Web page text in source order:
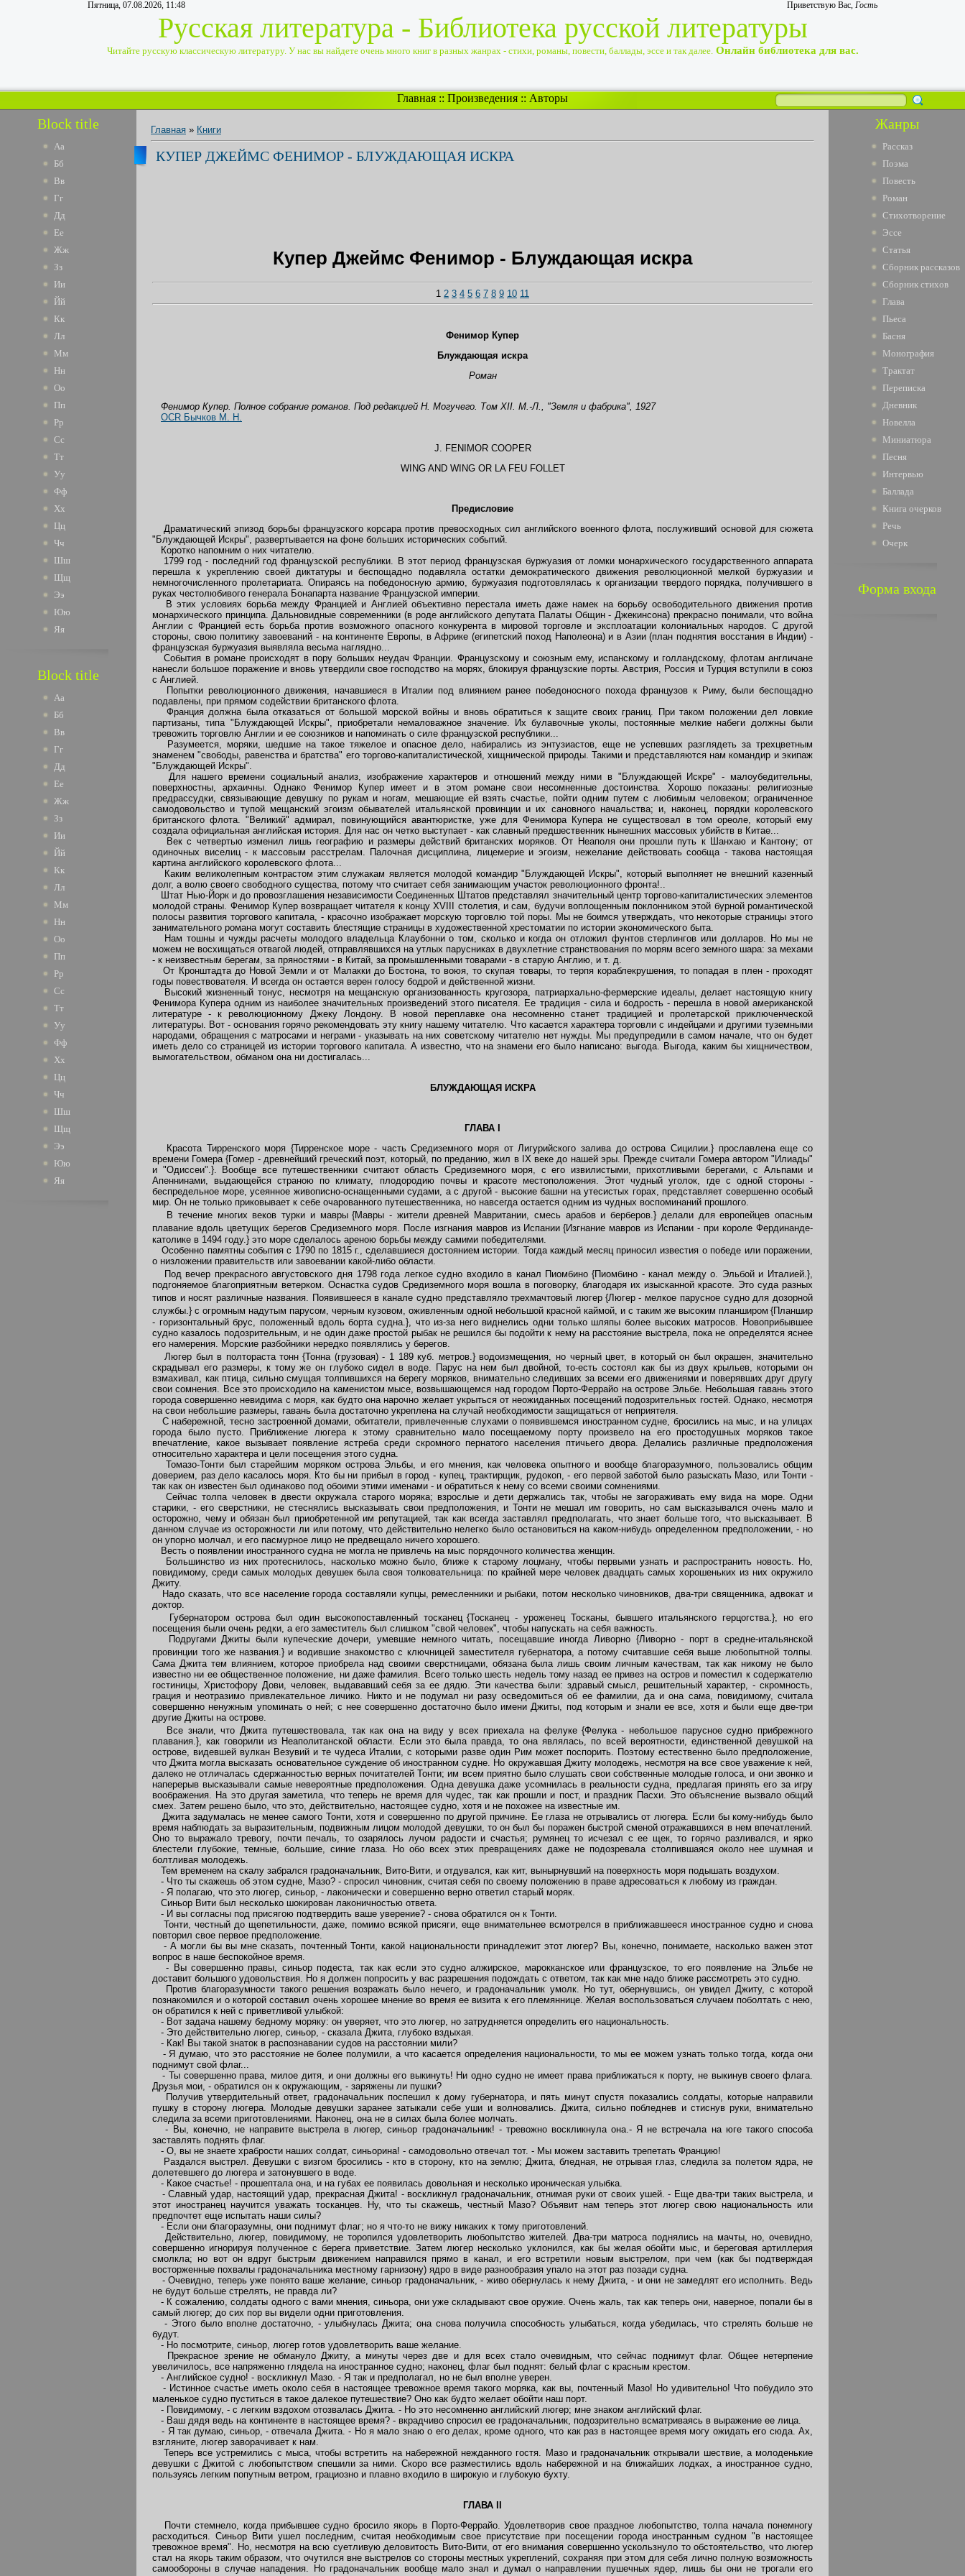
Пятница, 07.08.2026, 11:48 Приветствую Вас, Гость
Русская литература - Библиотека русской литературы
Читайте русскую классическую литературу. У нас вы найдете очень много книг в разных жанрах - стихи, романы, повести, баллады, эссе и так далее. Онлайн библиотека для вас.
Главная :: Произведения :: Авторы
Block title
Аа
Бб
Вв
Гг
Дд
Ее
Жж
Зз
Ии
Йй
Кк
Лл
Мм
Нн
Оо
Пп
Рр
Сс
Тт
Уу
Фф
Хх
Цц
Чч
Шш
Щщ
Ээ
Юю
Яя
Block title
Аа
Бб
Вв
Гг
Дд
Ее
Жж
Зз
Ии
Йй
Кк
Лл
Мм
Нн
Оо
Пп
Рр
Сс
Тт
Уу
Фф
Хх
Цц
Чч
Шш
Щщ
Ээ
Юю
Яя
Главная » Книги
КУПЕР ДЖЕЙМС ФЕНИМОР - БЛУЖДАЮЩАЯ ИСКРА
Купер Джеймс Фенимор - Блуждающая искра
1 2 3 4 5 6 7 8 9 10 11
Фенимор Купер
Блуждающая искра
Роман
Фенимор Купер. Полное собрание романов. Под редакцией Н. Могучего Том XII М.-Л., "Земля и фабрика",
1927
OCR Бычков М. Н.
J. FENIMOR COOPER
WING AND WING OR LA FEU FOLLET
Предисловие
Драматический эпизод борьбы французского корсара против превосходных сил английского военного флота, послуживший основой для сюжета
"Блуждающей Искры", развертывается на фоне больших исторических событий.
Коротко напомним о них читателю.
1799 год - последний год французской республики. В этот период французская буржуазия от ломки монархического государственного аппарата
перешла к укреплению своей диктатуры и беспощадно подавляла остатки демократического движения революционной мелкой буржуазии и
немногочисленного пролетариата. Опираясь на победоносную армию, буржуазия подготовлялась к организации твердого порядка, получившего в
руках честолюбивого генерала Бонапарта название Французской империи.
В этих условиях борьба между Францией и Англией объективно перестала иметь даже намек на борьбу освободительного движения против
монархического принципа. Дальновидные современники (в роде английского депутата Палаты Общин - Джекинсона) прекрасно понимали, что война
Англии с Францией есть борьба против возможного опасного конкурента в мировой торговле и эксплоатации колониальных народов. С другой
стороны, свою политику завоеваний - на континенте Европы, в Африке (египетский поход Наполеона) и в Азии (план поднятия восстания в Индии) -
французская буржуазия выявляла весьма наглядно...
События в романе происходят в пору больших неудач Франции. Французскому и союзным ему, испанскому и голландскому, флотам англичане
нанесли большое поражение и вновь утвердили свое господство на морях, блокируя французские порты. Австрия, Россия и Турция вступили в союз
с Англией.
Попытки революционного движения, начавшиеся в Италии под влиянием ранее победоносного похода французов к Риму, были беспощадно
подавлены, при прямом содействии британского флота.
Франция должна была отказаться от большой морской войны и вновь обратиться к защите своих границ. При таком положении дел ловкие
партизаны, типа "Блуждающей Искры", приобретали немаловажное значение. Их булавочные уколы, постоянные мелкие набеги должны были
тревожить торговлю Англии и ее союзников и напоминать о силе французской республики...
Разумеется, моряки, шедшие на такое тяжелое и опасное дело, набирались из энтузиастов, еще не успевших разглядеть за трехцветным
знаменем "свободы, равенства и братства" его торгово-капиталистической, хищнической природы. Такими и представляются нам командир и экипаж
"Блуждающей Искры".
Для нашего времени социальный анализ, изображение характеров и отношений между ними в "Блуждающей Искре" - малоубедительны,
поверхностны, архаичны. Однако Фенимор Купер имеет и в этом романе свои несомненные достоинства. Хорошо показаны: религиозные
предрассудки, связывающие девушку по рукам и ногам, мешающие ей взять счастье, пойти одним путем с любимым человеком; ограниченное
самодовольство и тупой мещанский эгоизм обывателей итальянской провинции и их сановного начальства; и, наконец, порядки королевского
британского флота. "Великий" адмирал, повинующийся авантюристке, уже для Фенимора Купера не существовал в том ореоле, который ему
создала официальная английская история. Для нас он четко выступает - как славный предшественник нынешних массовых убийств в Китае...
Век с четвертью изменил лишь географию и размеры действий британских моряков. От Неаполя они прошли путь к Шанхаю и Кантону; от
одиночных виселиц - к массовым расстрелам. Палочная дисциплина, лицемерие и эгоизм, нежелание действовать сообща - такова настоящая
картина английского королевского флота...
Каким великолепным контрастом этим служакам является молодой командир "Блуждающей Искры", который выполняет не внешний казенный
долг, а волю своего свободного существа, потому что считает себя занимающим участок революционного фронта!..
Штат Нью-Йорк и до провозглашения независимости Соединенных Штатов представлял значительный центр торгово-капиталистических элементов
молодой страны. Фенимор Купер возвращает читателя к концу XVIII столетия, и сам, будучи воплощенным поклонником этой бурной романтической
полосы развития торгового капитала, - красочно изображает морскую торговлю той поры. Мы не боимся утверждать, что некоторые страницы этого
занимательного романа могут составить блестящие страницы в художественной хрестоматии по истории экономического быта.
Нам тошны и чужды расчеты молодого владельца Клаубонни о том, сколько и когда он отложил фунтов стерлингов или долларов. Но мы не
можем не восхищаться отвагой людей, отправлявшихся на утлых парусниках в двухлетние странствования по морям всего земного шара: за мехами
- к неизвестным берегам, за пряностями - в Китай, за промышленными товарами - в старую Англию, и т. д.
От Кронштадта до Новой Земли и от Малакки до Бостона, то воюя, то скупая товары, то терпя кораблекрушения, то попадая в плен - проходят
годы повествователя. И всегда он остается верен голосу бодрой и действенной жизни.
Высокий жизненный тонус, несмотря на мещанскую организованность кругозора, патриархально-фермерские идеалы, делает настоящую книгу
Фенимора Купера одним из наиболее значительных произведений этого писателя. Ее традиция - сила и бодрость - перешла в новой американской
литературе - к революционному Джеку Лондону. В новой переплавке она несомненно станет традицией и пролетарской приключенческой
литературы. Вот - основания горячо рекомендовать эту книгу нашему читателю. Что касается характера торговли с индейцами и другими туземными
народами, обращения с матросами и неграми - указывать на них советскому читателю нет нужды. Мы предупредили в самом начале, что он будет
иметь дело со страницей из истории торгового капитала. А известно, что на знамени его было написано: выгода. Выгода, каким бы хищничеством,
вымогательством, обманом она ни достигалась...
БЛУЖДАЮЩАЯ ИСКРА
ГЛАВА
Красота Тирренского моря {Тирренское море - часть Средиземного моря от Лигурийского залива до острова Сицилии.} прославлена еще со
времени Гомера {Гомер - древнейший греческий поэт, который, по преданию, жил в IX веке до нашей эры. Прежде считали Гомера автором "Илиады"
и "Одиссеи".}. Вообще все путешественники считают область Средиземного моря, с его извилистыми, прихотливыми берегами, с Альпами и
Апеннинами, выдающейся страною по климату, плодородию почвы и красоте местоположения. Этот чудный уголок, где с одной стороны -
беспредельное море, усеянное живописно-оснащенными судами, а с другой - высокие башни на утесистых горах, представляет совершенно особый
мир. Он не только приковывает к себе очарованного путешественника, но навсегда остается одним из чудных воспоминаний прошлого.
В течение многих веков турки и мавры {Mавры - жители древней Мавритании, смесь арабов и берберов.} делали для европейцев опасным
плавание вдоль цветущих берегов Средиземного моря. После изгнания мавров из Испании {Изгнание мавров из Испании - при короле Фердинанде-
католике в 1494 году.} это море сделалось ареною борьбы между самими победителями.
Особенно памятны события с 1790 по 1815 г., сделавшиеся достоянием истории. Тогда каждый месяц приносил известия о победе или поражении,
о низложении правительств или завоевании какой-либо области.
Под вечер прекрасного августовского дня 1798 года легкое судно входило в канал Пиомбино {Пиомбино - канал между о. Эльбой и Италией.},
подгоняемое благоприятным ветерком. Оснастка судов Средиземного моря вошла в поговорку, благодаря их изысканной красоте. Это суда разных
типов и носят различные названия. Появившееся в канале судно представляло трехмачтовый люгер {Люгер - мелкое парусное судно для дозорной
службы.} с огромным надутым парусом, черным кузовом, оживленным одной небольшой красной каймой, и с таким же высоким планширом {Планшир
- горизонтальный брус, положенный вдоль борта судна.}, что из-за него виднелись одни только шляпы более высоких матросов. Новоприбывшее
судно казалось подозрительным, и не один даже простой рыбак не решился бы подойти к нему на расстояние выстрела, пока не определятся яснее
его намерения. Морские разбойники нередко появлялись у берегов.
Люгер был в полтораста тонн {Тонна (грузовая) - 1 189 куб. метров.} водоизмещения, но черный цвет, в который он был окрашен, значительно
скрадывал его размеры, к тому же он глубоко сидел в воде. Парус на нем был двойной, то-есть состоял как бы из двух крыльев, которыми он
взмахивал, как птица, сильно смущая толпившихся на берегу моряков, внимательно следивших за всеми его движениями и поверявших друг другу
свои сомнения. Все это происходило на каменистом мысе, возвышающемся над городом Порто-Феррайо на острове Эльбе. Небольшая гавань этого
города совершенно невидима с моря, как будто она нарочно желает укрыться от неожиданных посещений подозрительных гостей. Однако, несмотря
на свои небольшие размеры, гавань была достаточно укреплена на случай необходимости защищаться от неприятеля.
С набережной, тесно застроенной домами, обитатели, привлеченные слухами о появившемся иностранном судне, бросились на мыс, и на улицах
города было пусто. Приближение люгера к этому сравнительно мало посещаемому порту произвело на его простодушных моряков такое
впечатление, какое вызывает появление ястреба среди скромного пернатого населения птичьего двора. Делались различные предположения
относительно характера и цели посещения этого судна.
Томазо-Тонти был старейшим моряком острова Эльбы, и его мнения, как человека опытного и вообще благоразумного, пользовались общим
доверием, раз дело касалось моря. Кто бы ни прибыл в город - купец, трактирщик, рудокоп, - его первой заботой было разыскать Мазо, или Тонти -
так как он известен был одинаково под обоими этими именами - и обратиться к нему со всеми своими сомнениями.
Сейчас толпа человек в двести окружала старого моряка; взрослые и дети держались так, чтобы не загораживать ему вида на море. Одни
старики, - его сверстники, не стеснялись высказывать свои предположения, и Тонти не мешал им говорить, но сам высказывался очень мало и
осторожно, чему и обязан был приобретенной им репутацией, так как всегда заставлял предполагать, что знает больше того, что высказывает. В
данном случае из осторожности ли или потому, что действительно нелегко было остановиться на каком-нибудь определенном предположении, - но
он упорно молчал, и его пасмурное лицо не предвещало ничего хорошего.
Весть о появлении иностранного судна не могла не привлечь на мыс порядочного количества женщин.
Большинство из них протеснилось, насколько можно было, ближе к старому лоцману, чтобы первыми узнать и распространить новость. Но,
повидимому, среди самых молодых девушек была своя толковательница: по крайней мере человек двадцать самых хорошеньких из них окружило
Джиту.
Надо сказать, что все население города составляли купцы, ремесленники и рыбаки, потом несколько чиновников, два-три священника, адвокат и
доктор.
Губернатором острова был один высокопоставленный тосканец {Тосканец - уроженец Тосканы, бывшего итальянского герцогства.}, но его
посещения были очень редки, а его заместитель был слишком "свой человек", чтобы напускать на себя важность.
Подругами Джиты были купеческие дочери, умевшие немного читать, посещавшие иногда Ливорно {Ливорно - порт в средне-итальянской
провинции того же названия.} и водившие знакомство с ключницей заместителя губернатора, а потому считавшие себя выше любопытной толпы.
Сама Джита тем влиянием, которое приобрела над своими сверстницами, обязана была лишь своим личным качествам, так как никому не было
известно ни ее общественное положение, ни даже фамилия. Всего только шесть недель тому назад ее привез на остров и поместил к содержателю
гостиницы, Христофору Дови, человек, выдававший себя за ее дядю. Эти качества были: здравый смысл, решительный характер, - скромность,
грация и неотразимо привлекательное личико. Никто и не подумал ни разу осведомиться об ее фамилии, да и она сама, повидимому, считала
совершенно ненужным упоминать о ней; с нее совершенно достаточно было имени Джиты, под которым и знали ее все, хотя и были еще две-три
другие Джиты на острове.
Все знали, что Джита путешествовала, так как она на виду у всех приехала на фелуке {Фелука - небольшое парусное судно прибрежного
плавания.}, как говорили из Неаполитанской области. Если это была правда, то она являлась, по всей вероятности, единственной девушкой на
острове, видевшей вулкан Везувий и те чудеса Италии, с которыми разве один Рим может поспорить. Поэтому естественно было предположение,
что Джита могла высказать основательное суждение об иностранном судне. Но окружавшая Джиту молодежь, несмотря на все свое уважение к ней,
далеко не отличалась сдержанностью верных почитателей Тонти; им всем приятно было слушать свои собственные молодые голоса, и они звонко и
наперерыв высказывали самые невероятные предположения. Одна девушка даже усомнилась в реальности судна, предлагая принять его за игру
воображения. На это другая заметила, что теперь не время для чудес, так как прошли и пост, и праздник Пасхи. Это объяснение вызвало общий
смех. Затем решено было, что это, действительно, настоящее судно, хотя и не похожее на известные им.
Джита задумалась не менее самого Тонти, хотя и совершенно по другой причине. Ее глаза не отрывались от люгера. Если бы кому-нибудь было
время наблюдать за выразительным, подвижным лицом молодой девушки, то он был бы поражен быстрой сменой отражавшихся в нем впечатлений.
Оно то выражало тревогу, почти печаль, то озарялось лучом радости и счастья; румянец то исчезал с ее щек, то горячо разливался, и ярко
блестели глубокие, темные, большие, синие глаза. Но обо всех этих превращениях даже не подозревала столпившаяся около нее шумная и
болтливая молодежь.
Тем временем на скалу забрался градоначальник, Вито-Вити, и отдувался, как кит, вынырнувший на поверхность моря подышать воздухом.
- Что ты скажешь об этом судне, Мазо? - спросил чиновник, считая себя по своему положению в праве адресоваться к любому из граждан.
- Я полагаю, что это люгер, синьор, - лаконически и совершенно верно ответил старый моряк.
Синьор Вити был несколько шокирован лаконичностью ответа.
- И вы согласны под присягою подтвердить ваше уверение? - снова обратился он к Тонти.
Тонти, честный до щепетильности, даже, помимо всякой присяги, еще внимательнее всмотрелся в приближавшееся иностранное судно и снова
повторил свое первое предположение.
- А могли бы вы мне сказать, почтенный Тонти, какой национальности принадлежит этот люгер? Вы, конечно, понимаете, насколько важен этот
вопрос в наше беспокойное время.
- Вы совершенно правы, синьор подеста, так как если это судно алжирское, марокканское или французское, то его появление на Эльбе не
доставит большого удовольствия. Но я должен попросить у вас разрешения подождать с ответом, так как мне надо ближе рассмотреть это судно.
Против благоразумности такого решения возражать было нечего, и градоначальник умолк. Но тут, обернувшись, он увидел Джиту, с которой
познакомился и о которой составил очень хорошее мнение во время ее визита к его племяннице. Желая воспользоваться случаем поболтать с нею,
он обратился к ней с приветливой улыбкой:
- Вот задача нашему бедному моряку: он уверяет, что это люгер, но затрудняется определить его национальность.
- Это действительно люгер, синьор, - сказала Джита, глубоко вздыхая.
- Как! Вы такой знаток в распознавании судов на расстоянии мили?
- Я думаю, что это расстояние не более полумили, а что касается определения национальности, то мы ее можем узнать только тогда, когда они
поднимут свой флаг...
- Ты совершенно права, милое дитя, и они должны его выкинуть! Ни одно судно не имеет права приближаться к порту, не выкинув своего флага.
Друзья мои, - обратился он к окружающим, - заряжены ли пушки?
Получив утвердительный ответ, градоначальник поспешил к дому губернатора, и пять минут спустя показались солдаты, которые направили
пушку в сторону люгера. Молодые девушки заранее затыкали себе уши и волновались. Джита, сильно побледнев и стиснув руки, внимательно
следила за всеми приготовлениями. Наконец, она не в силах была более молчать.
- Вы, конечно, не направите выстрела в люгер, синьор градоначальник! - тревожно воскликнула она.- Я не встречала на юге такого способа
заставлять поднять флаг.
- О, вы не знаете храбрости наших солдат, синьорина! - самодовольно отвечал тот. - Мы можем заставить трепетать Францию!
Раздался выстрел. Девушки с визгом бросились - кто в сторону, кто на землю; Джита, бледная, не отрывая глаз, следила за полетом ядра, не
долетевшего до люгера и затонувшего в воде.
- Какое счастье! - прошептала она, и на губах ее появилась довольная и несколько ироническая улыбка.
- Славный удар, настоящий удар, прекрасная Джита! - воскликнул градоначальник, отнимая руки от своих ушей. - Еще два-три таких выстрела, и
этот иностранец научится уважать тосканцев. Ну, что ты скажешь, честный Мазо? Объявит нам теперь этот люгер свою национальность или
предпочтет еще испытать наши силы?
- Если они благоразумны, они поднимут флаг; но я что-то не вижу никаких к тому приготовлений.
Действительно, люгер, повидимому, не торопился удовлетворить любопытство жителей. Два-три матроса поднялись на мачты, но, очевидно,
совершенно игнорируя полученное с берега приветствие. Затем люгер несколько уклонился, как бы желая обойти мыс, и береговая артиллерия
смолкла; но вот он вдруг быстрым движением направился прямо в канал, и его встретили новым выстрелом, при чем (как бы подтверждая
восторженные похвалы градоначальника местному гарнизону) ядро в виде разнообразия упало на этот раз позади судна.
- Очевидно, теперь уже понято ваше желание, синьор градоначальник, - живо обернулась к нему Джита, - и они не замедлят его исполнить. Ведь
не будут больше стрелять, не правда ли?
- К сожалению, солдаты одного с вами мнения, синьора, они уже складывают свое оружие. Очень жаль, так как теперь они, наверное, попали бы в
самый люгер; до сих пор вы видели одни приготовления.
- Этого было вполне достаточно, - улыбнулась Джита; она снова получила способность улыбаться, когда убедилась, что стрелять больше не
будут.
- Но посмотрите, синьор, люгер готов удовлетворить ваше желание.
Прекрасное зрение не обмануло Джиту, а минуты через две и для всех стало очевидным, что сейчас поднимут флаг. Общее нетерпение
увеличилось, все напряженно глядела на иностранное судно; наконец, флаг был поднят: белый флаг с красным крестом.
- Английское судно! - воскликнул Мазо. - Я так и предполагал, но не был вполне уверен.
- Истинное счастье иметь около себя в настоящее тревожное время такого моряка, как вы, почтенный Мазо! Но удивительно! Что побудило это
маленькое судно пуститься в такое далекое путешествие? Оно как будто желает обойти наш порт.
- Повидимому, - с легким вздохом отозвалась Джита. - Но это несомненно английский люгер; мне знаком английский флаг.
- Ваш дядя ведь на континенте в настоящее время? - вкрадчиво спросил ее градоначальник, подозрительно всматриваясь в выражение ее лица.
- Я так думаю, синьор, - отвечала Джита. - Но я мало знаю о его делах, кроме одного, что как раз в настоящее время могу ожидать его сюда. Ах,
взгляните, люгер заворачивает к нам.
Теперь все устремились с мыса, чтобы встретить на набережной нежданного гостя. Мазо и градоначальник открывали шествие, а молоденькие
девушки с Джитой с любопытством спешили за ними. Скоро все разместились вдоль набережной и на ближайших лодках, а иностранное судно,
пользуясь легким попутным ветром, грациозно и плавно входило в широкую и глубокую бухту.
ГЛАВА
Почти стемнело, когда прибывшее судно бросило якорь в Порто-Феррайо. Удовлетворив свое праздное любопытство, толпа начала понемногу
расходиться. Синьор Вити ушел последним, считая необходимым свое присутствие при посещении города иностранным судном "в настоящее
тревожное время". Но, несмотря на всю суетливую деловитость Вито-Вити, от его внимания совершенно ускользнуло то обстоятельство, что люгер
стал на якорь таким образом, что очутился вне выстрелов со стороны местных укреплений, сохраняя при этом для себя лично полную возможность
самообороны в случае нападения. Но градоначальник вообще мало знал и думал о направлении пушечных ядер, лишь бы они не трогали его
Жанры
Рассказ
Поэма
Повесть
Роман
Стихотворение
Эссе
Статья
Сборник рассказов
Сборник стихов
Глава
Пьеса
Басня
Монография
Трактат
Переписка
Дневник
Новелла
Миниатюра
Песня
Интервью
Баллада
Книга очерков
Речь
Очерк
Форма входа